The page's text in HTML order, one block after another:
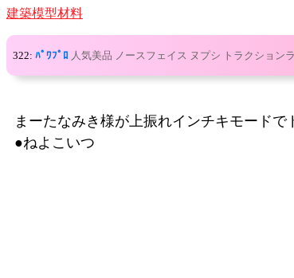
建築模型材料
322: ﾊﾟﾜﾌﾟﾛ 人気美品 ノースフェイス ヌプシ トラクション
まーたなみき様が上振れインチキモードで
●ねよこいつ